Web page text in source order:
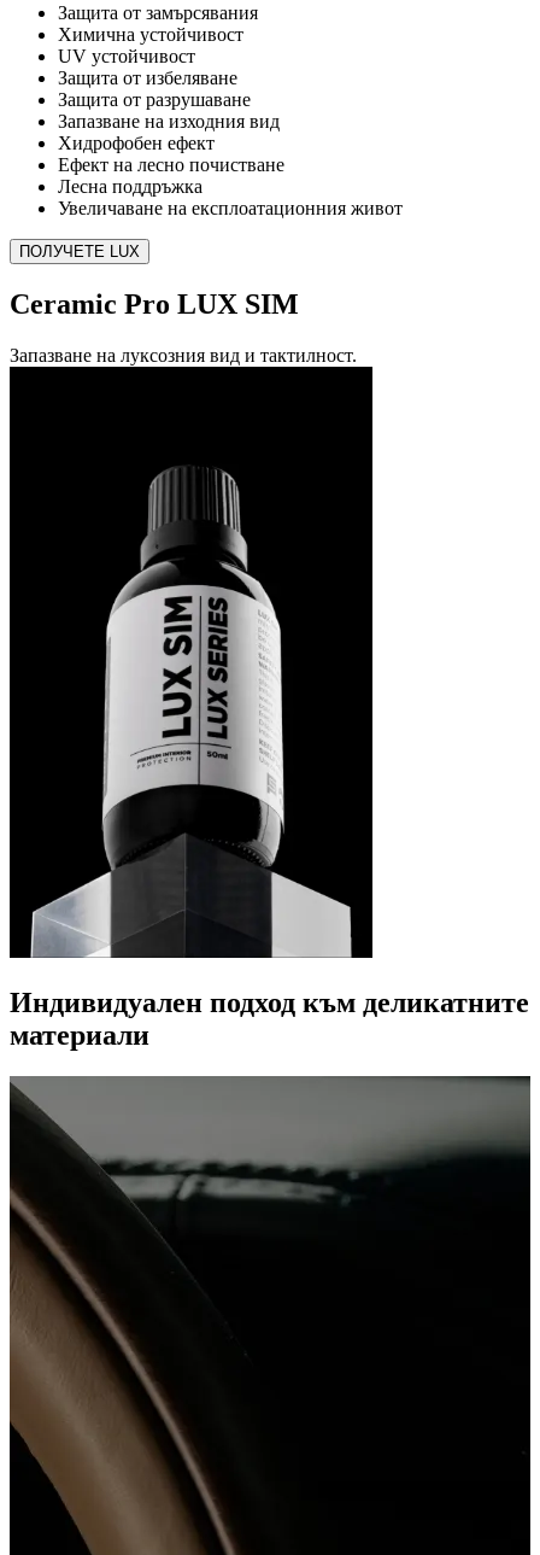
Защита от замърсявания
Химична устойчивост
UV устойчивост
Защита от избеляване
Защита от разрушаване
Запазване на изходния вид
Хидрофобен ефект
Ефект на лесно почистване
Лесна поддръжка
Увеличаване на експлоатационния живот
ПОЛУЧЕТЕ LUX
Ceramic Pro LUX SIM
Запазване на луксозния вид и тактилност.
Индивидуален подход към деликатните
материали